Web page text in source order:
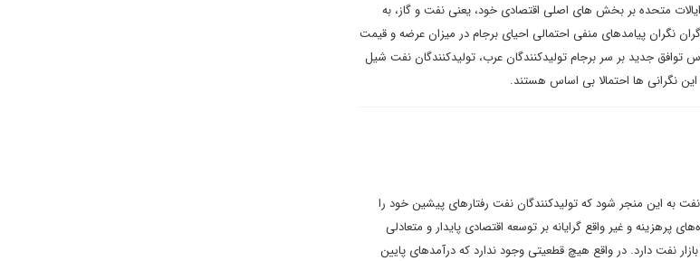
متحده بر بخش های اصلی اقتصادی خود، یعنی نفت و گاز، به
نگران پیامدهای منفی احتمالی احیای برجام در میزان عرضه و قیمت
توافق جدید بر سر برجام تولیدکنندگان عرب، تولیدکنندگان نفت شیل
این نگرانی ها احتمالا بی اساس هستند.
این منجر شود که تولیدکنندگان نفت رفتارهای پیشین خود را
پرهزینه و غیر واقع گرایانه بر توسعه اقتصادی پایدار و متعادلی
نفت دارد. در واقع هیچ قطعیتی وجود ندارد که درآمدهای پایین